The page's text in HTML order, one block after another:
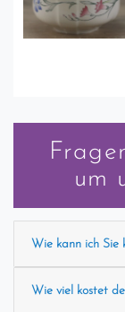
um
Wie kann ich Sie
Wie viel kostet